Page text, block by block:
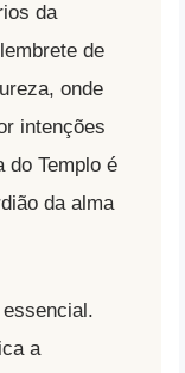
da
de
onde
intenções
do Templo é
da alma
a